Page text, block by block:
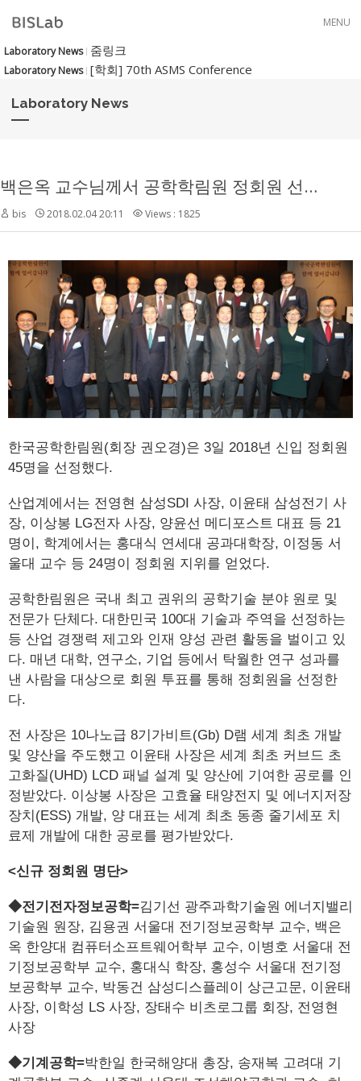
MENU
Laboratory News 줌링크
Laboratory News [학회] 70th ASMS Conference
Laboratory News
백은옥 교수님께서 공학학림원 정회원 선정되었습니다 : )
bis 2018.02.04 20:11 Views : 1825
한국공학한림원(회장 권오경)은 3일 2018년 신입 정회원
45명을 선정했다.
산업계에서는 전영현 삼성SDI 사장, 이윤태 삼성전기 사
장, 이상봉 LG전자 사장, 양윤선 메디포스트 대표 등 21
명이, 학계에서는 홍대식 연세대 공과대학장, 이정동 서
울대 교수 등 24명이 정회원 지위를 얻었다.
공학한림원은 국내 최고 권위의 공학기술 분야 원로 및
전문가 단체다. 대한민국 100대 기술과 주역을 선정하는
등 산업 경쟁력 제고와 인재 양성 관련 활동을 벌이고 있
다. 매년 대학, 연구소, 기업 등에서 탁월한 연구 성과를
낸 사람을 대상으로 회원 투표를 통해 정회원을 선정한
다.
전 사장은 10나노급 8기가비트(Gb) D램 세계 최초 개발
및 양산을 주도했고 이윤태 사장은 세계 최초 커브드 초
고화질(UHD) LCD 패널 설계 및 양산에 기여한 공로를 인
정받았다. 이상봉 사장은 고효율 태양전지 및 에너지저장
장치(ESS) 개발, 양 대표는 세계 최초 동종 줄기세포 치
료제 개발에 대한 공로를 평가받았다.
<신규 정회원 명단>
◆전기전자정보공학=김기선 광주과학기술원 에너지밸리
기술원 원장, 김용권 서울대 전기정보공학부 교수, 백은
옥 한양대 컴퓨터소프트웨어학부 교수, 이병호 서울대 전
기정보공학부 교수, 홍대식 학장, 홍성수 서울대 전기정
보공학부 교수, 박동건 삼성디스플레이 상근고문, 이윤태
사장, 이학성 LS 사장, 장태수 비츠로그룹 회장, 전영현
사장
◆기계공학=박한일 한국해양대 총장, 송재복 고려대 기